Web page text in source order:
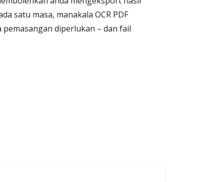
satu masa, manakala OCR PDF
diperlukan – dan fail